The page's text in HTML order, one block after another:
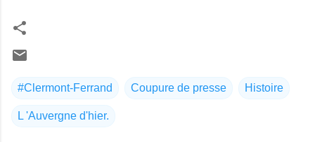
#Clermont-Ferrand Coupure de presse Histoire
L 'Auvergne d'hier.